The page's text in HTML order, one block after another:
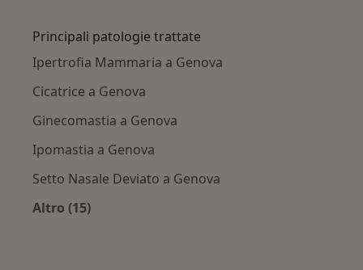
Principali patologie trattate
Ipertrofia Mammaria a Genova
Cicatrice a Genova
Ginecomastia a Genova
Ipomastia a Genova
Setto Nasale Deviato a Genova
Altro (15)